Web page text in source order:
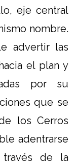
eje central
nombre.
advertir las
el plan y
por su
que se
los Cerros
adentrarse
de la